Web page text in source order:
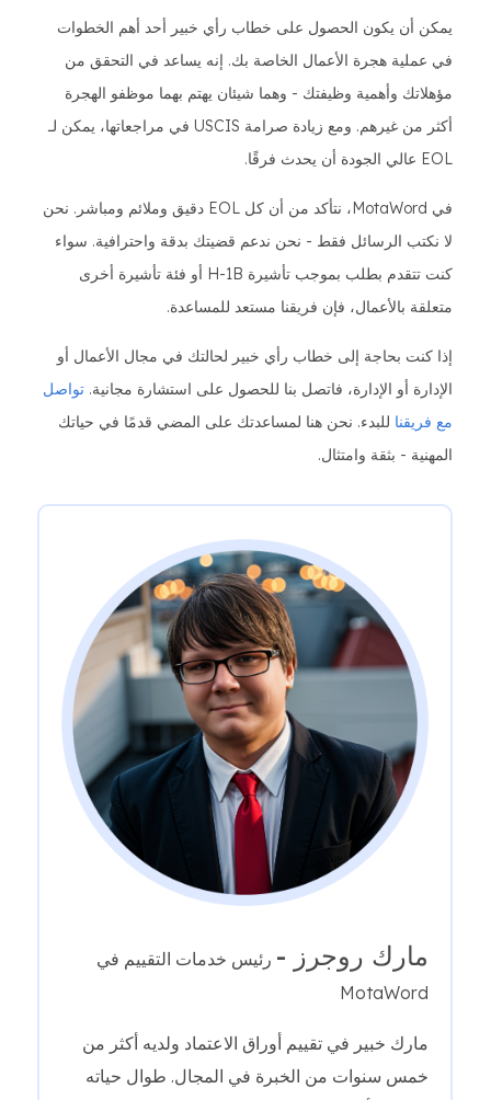
يمكن أن يكون الحصول على خطاب رأي خبير أحد أهم الخطوات
في عملية هجرة الأعمال الخاصة بك. إنه يساعد في التحقق من
مؤهلاتك وأهمية وظيفتك - وهما شيئان يهتم بهما موظفو الهجرة
أكثر من غيرهم. ومع زيادة صرامة USCIS في مراجعاتها، يمكن لـ
EOL عالي الجودة أن يحدث فرقًا.
في MotaWord، نتأكد من أن كل EOL دقيق وملائم ومباشر. نحن
لا نكتب الرسائل فقط - نحن ندعم قضيتك بدقة واحترافية. سواء
كنت تتقدم بطلب بموجب تأشيرة H-1B أو فئة تأشيرة أخرى
متعلقة بالأعمال، فإن فريقنا مستعد للمساعدة.
إذا كنت بحاجة إلى خطاب رأي خبير لحالتك في مجال الأعمال أو
الإدارة أو الإدارة، فاتصل بنا للحصول على استشارة مجانية. تواصل
مع فريقنا للبدء. نحن هنا لمساعدتك على المضي قدمًا في حياتك
المهنية - بثقة وامتثال.
مارك روجرز - رئيس خدمات التقييم في
MotaWord
مارك خبير في تقييم أوراق الاعتماد ولديه أكثر من
خمس سنوات من الخبرة في المجال. طوال حياته